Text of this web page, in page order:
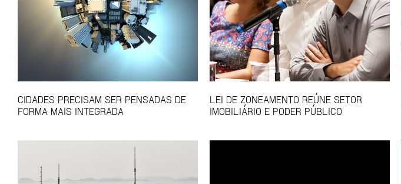
CIDADES PRECISAM SER PENSADAS DE
FORMA MAIS INTEGRADA
LEI DE ZONEAMENTO REÚNE SETOR
IMOBILIÁRIO E PODER PÚBLICO